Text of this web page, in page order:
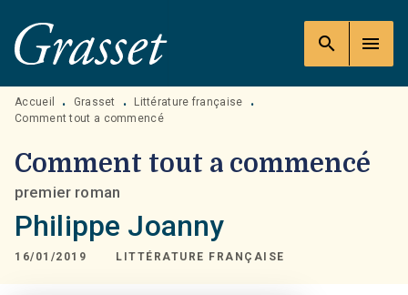
MENU RECHERCHE
PIED DE PAGE
search menu
Accueil • Grasset • Littérature française
•
Comment tout a commencé
Comment tout a commencé
premier roman
Philippe Joanny
16/01/2019 LITTÉRATURE FRANÇAISE